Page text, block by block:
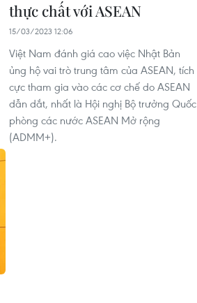
thực chất với ASEAN
15/03/2023 12:06
Việt Nam đánh giá cao việc Nhật Bản
ủng hộ vai trò trung tâm của ASEAN, tích
cực tham gia vào các cơ chế do ASEAN
dẫn dắt, nhất là Hội nghị Bộ trưởng Quốc
phòng các nước ASEAN Mở rộng
(ADMM+).